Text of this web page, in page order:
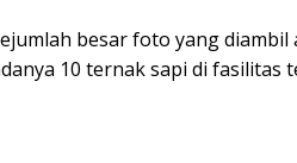
besar foto yang diambil
10 ternak sapi di fasilitas